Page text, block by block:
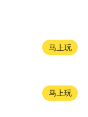
马上玩
马上玩